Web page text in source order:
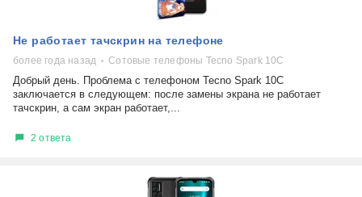
Не работает тачскрин на телефоне
более года назад Сотовые телефоны Tecno Spark 10C
Добрый день. Проблема с телефоном Tecno Spark 10C
заключается в следующем: после замены экрана не работает
тачскрин, а сам экран работает,...
2 ответа